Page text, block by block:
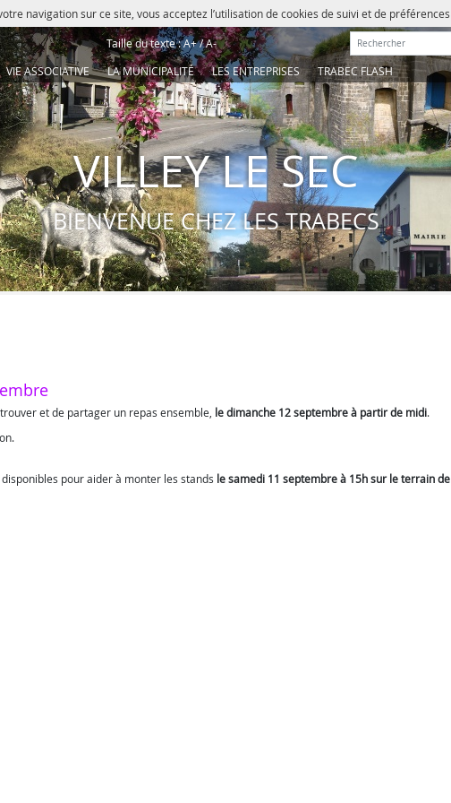
navigation sur ce site, vous acceptez l’utilisation de cookies de suivi et de préférences
Taille du texte :A+/A- Rechercher :
VIE ASSOCIATIVE LA MUNICIPALITÉ LES ENTREPRISES TRABEC FLASH
VILLEY LE SEC
BIENVENUE CHEZ LES TRABECS
et de partager un repas ensemble, le dimanche 12 septembre à partir de midi.
pour aider à monter les stands le samedi 11 septembre à 15h sur le terrain de